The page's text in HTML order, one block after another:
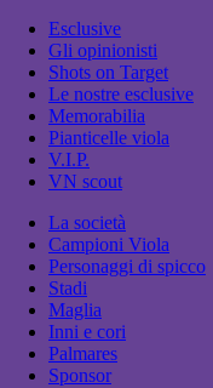
Esclusive
Gli opinionisti
Shots on Target
Le nostre esclusive
Memorabilia
Pianticelle viola
V.I.P.
VN scout
La società
Campioni Viola
Personaggi di spicco
Stadi
Maglia
Inni e cori
Palmares
Sponsor